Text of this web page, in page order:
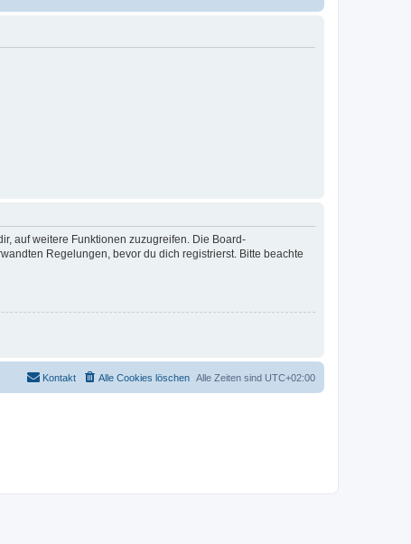
auf weitere Funktionen zuzugreifen. Die Board-
Regelungen, bevor du dich registrierst. Bitte beachte
Alle Zeiten sind UTC+02:00
Alle Cookies löschen
Kontakt